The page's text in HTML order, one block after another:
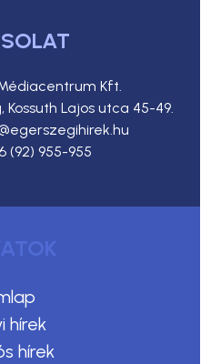
Kft.
Lajos utca 45-49.
(92) 955-955
hírek
hírek